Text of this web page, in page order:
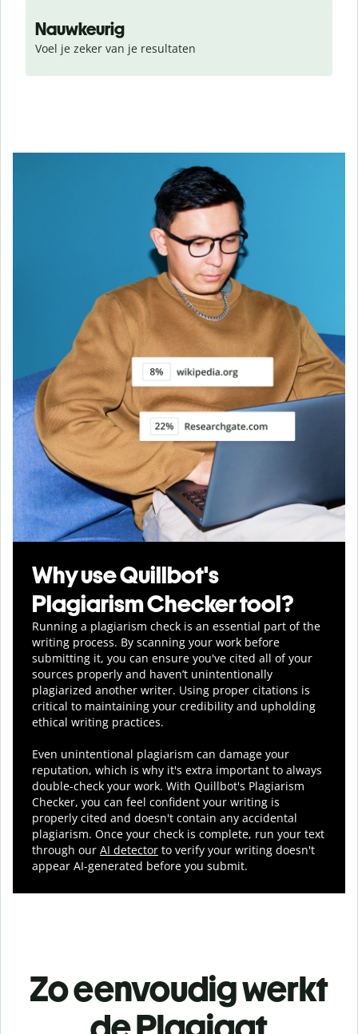
Nauwkeurig
Voel je zeker van je resultaten
Why use Quillbot's
Plagiarism Checker tool?
Running a plagiarism check is an essential part of the
writing process. By scanning your work before
submitting it, you can ensure you've cited all of your
sources properly and haven’t unintentionally
plagiarized another writer. Using proper citations is
critical to maintaining your credibility and upholding
ethical writing practices.
Even unintentional plagiarism can damage your
reputation, which is why it's extra important to always
double-check your work. With Quillbot's Plagiarism
Checker, you can feel confident your writing is
properly cited and doesn't contain any accidental
plagiarism. Once your check is complete, run your text
through our AI detector to verify your writing doesn't
appear AI-generated before you submit.
Zo eenvoudig werkt